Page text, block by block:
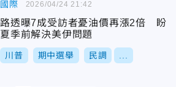
國際
路透曝7成受訪者憂油價再漲2倍 盼
夏季前解決美伊問題
川普 期中選舉 民調
2026/04/24 21:42